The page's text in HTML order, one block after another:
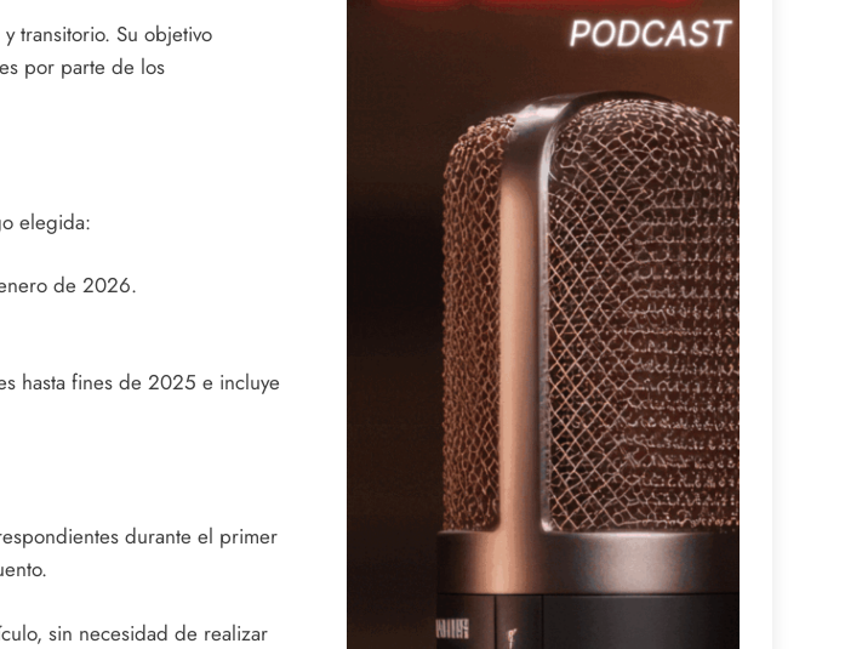
transitorio. Su objetivo
por parte de los
elegida:
de 2026.
hasta fines de 2025 e incluye
durante el primer
sin necesidad de realizar